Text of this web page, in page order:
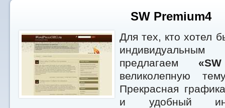
SW Premium4
Для тех, кто хотел
предлагаем
великолепную
Прекрасная
и удобный